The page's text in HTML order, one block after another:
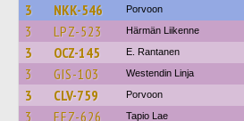
3 NKK-546 Porvoon
3 LPZ-523 Härmän Liikenne
3 OCZ-145 E. Rantanen
3 GIS-103 Westendin Linja
3 CLV-759 Porvoon
3 EEZ-626 Tapio Lae